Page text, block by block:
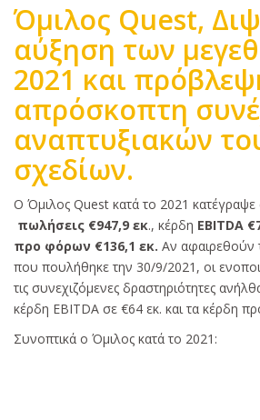
Όμιλος Quest,
αύξηση των
2021 και
απρόσκοπτη
αναπτυξιακών
σχεδίων.
Κυρίως
κείμενο
Ο Όμιλος Quest κατά το 2021
πωλήσεις €947,9 εκ., κέρδη EBITDA
προ φόρων €136,1 εκ. Αν αφαιρεθούν
που πουλήθηκε την 30/9/2021, οι
τις συνεχιζόμενες δραστηριότητες
κέρδη EBITDA σε €64 εκ. και τα κέρδη
Συνοπτικά ο Όμιλος κατά το 2021: